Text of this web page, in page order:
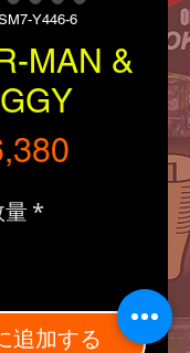
Y446-6
MAN &
価格
*
追加する